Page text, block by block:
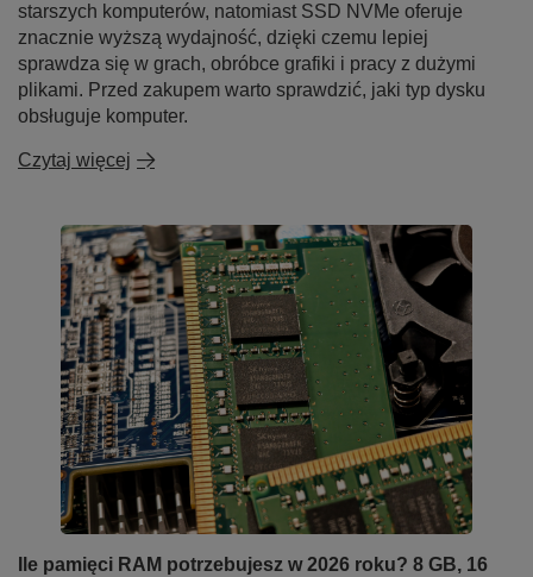
starszych komputerów, natomiast SSD NVMe oferuje
znacznie wyższą wydajność, dzięki czemu lepiej
sprawdza się w grach, obróbce grafiki i pracy z dużymi
plikami. Przed zakupem warto sprawdzić, jaki typ dysku
obsługuje komputer.
Czytaj więcej
Ile pamięci RAM potrzebujesz w 2026 roku? 8 GB, 16